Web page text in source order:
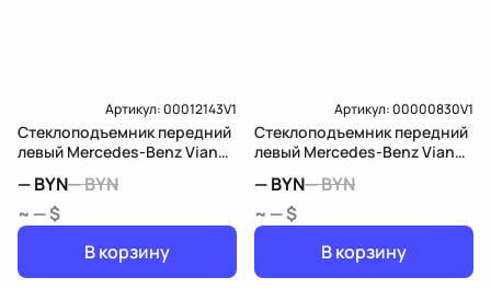
Артикул:00012143V1
Стеклоподъемник передний
левый Mercedes-Benz Viano
—BYN—BYN
~ — $
В корзину
Артикул:00000830V1
Стеклоподъемник передний
левый Mercedes-Benz Viano
—BYN—BYN
~ — $
В корзину